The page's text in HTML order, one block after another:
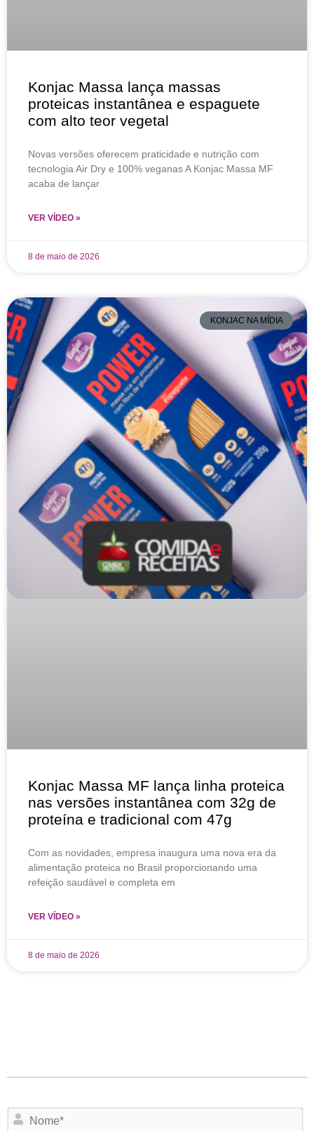
Konjac Massa lança massas
proteicas instantânea e espaguete
com alto teor vegetal
Novas versões oferecem praticidade e nutrição com
tecnologia Air Dry e 100% veganas A Konjac Massa MF
acaba de lançar
VER VÍDEO »
8 de maio de 2026
KONJAC NA MÍDIA
Konjac Massa MF lança linha proteica
nas versões instantânea com 32g de
proteína e tradicional com 47g
Com as novidades, empresa inaugura uma nova era da
alimentação proteica no Brasil proporcionando uma
refeição saudável e completa em
VER VÍDEO »
8 de maio de 2026